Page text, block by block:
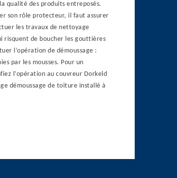
qualité des produits entreposés.
son rôle protecteur, il faut assurer
les travaux de nettoyage
risquent de boucher les gouttières
l’opération de démoussage :
par les mousses. Pour un
l’opération au couvreur Dorkeld
démoussage de toiture installé à